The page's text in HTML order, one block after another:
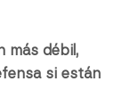
más débil,
si están